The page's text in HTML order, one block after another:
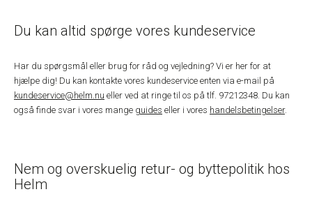
Du kan altid spørge vores kundeservice
Har du spørgsmål eller brug for råd og vejledning? Vi er her for at
hjælpe dig! Du kan kontakte vores kundeservice enten via e-mail på
kundeservice@helm.nu eller ved at ringe til os på tlf. 97212348. Du kan
også finde svar i vores mange guides eller i vores handelsbetingelser.
Nem og overskuelig retur- og byttepolitik hos
Helm